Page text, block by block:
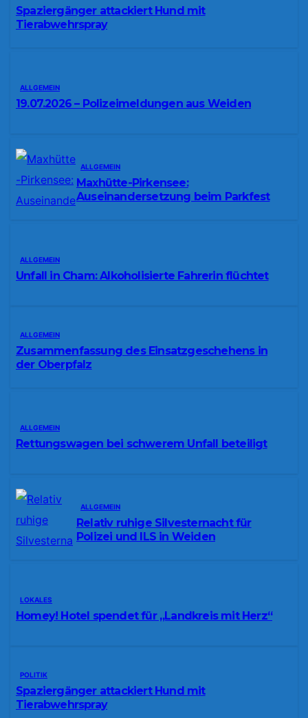
Spaziergänger attackiert Hund mit
Tierabwehrspray
ALLGEMEIN
19.07.2026 – Polizeimeldungen aus Weiden
ALLGEMEIN
Maxhütte-Pirkensee:
Auseinandersetzung beim Parkfest
ALLGEMEIN
Unfall in Cham: Alkoholisierte Fahrerin flüchtet
ALLGEMEIN
Zusammenfassung des Einsatzgeschehens in
der Oberpfalz
ALLGEMEIN
Rettungswagen bei schwerem Unfall beteiligt
ALLGEMEIN
Relativ ruhige Silvesternacht für
Polizei und ILS in Weiden
LOKALES
Homey! Hotel spendet für „Landkreis mit Herz“
POLITIK
Spaziergänger attackiert Hund mit
Tierabwehrspray